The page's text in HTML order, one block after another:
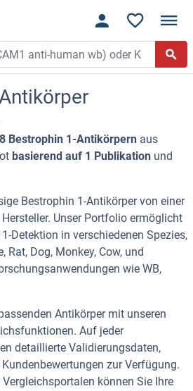
Bestrophin 1-Antikörpern aus
basierend auf 1 Publikation und
Bestrophin 1-Antikörper von einer
Unser Portfolio ermöglicht
Detektion in verschiedenen Spezies,
Rat, Dog, Monkey, Cow, und
wie WB,
Antikörper mit unseren
Auf jeder
detaillierte Validierungsdaten,
zur Verfügung.
Vergleichsportalen können Sie Ihre